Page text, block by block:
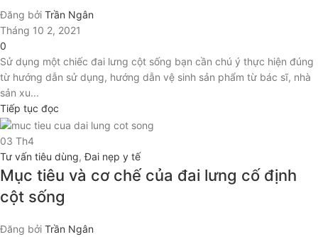
Đăng bởi Trần Ngân
Tháng 10 2, 2021
0
Sử dụng một chiếc đai lưng cột sống bạn cần chú ý thực hiện đúng
từ hướng dẫn sử dụng, hướng dẫn vệ sinh sản phẩm từ bác sĩ, nhà
sản xu...
Tiếp tục đọc
03 Th4
Tư vấn tiêu dùng,Đai nẹp y tế
Mục tiêu và cơ chế của đai lưng cố định
cột sống
Đăng bởi Trần Ngân